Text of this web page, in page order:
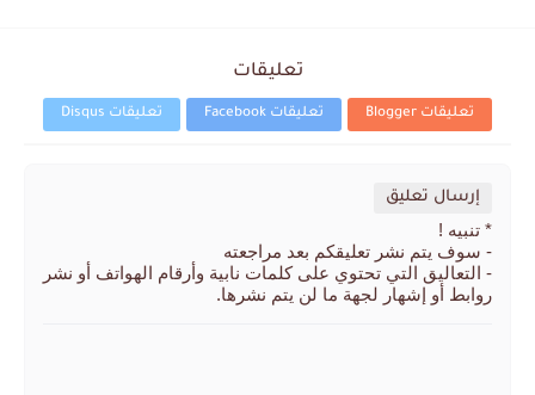
تعليقات
تعليقات Blogger تعليقات Facebook تعليقات Disqus
إرسال تعليق
* تنبيه !
- سوف يتم نشر تعليقكم بعد مراجعته
- التعاليق التي تحتوي على كلمات نابية وأرقام الهواتف أو نشر
روابط أو إشهار لجهة ما لن يتم نشرها.